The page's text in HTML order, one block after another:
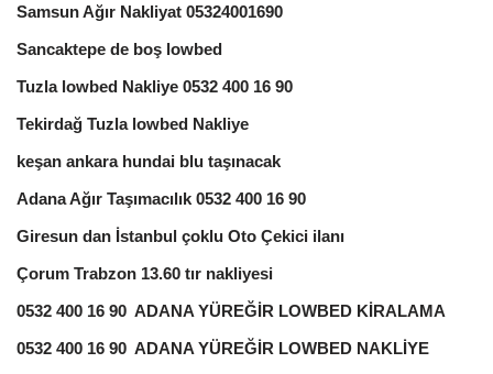
Samsun Ağır Nakliyat 05324001690
Sancaktepe de boş lowbed
Tuzla lowbed Nakliye 0532 400 16 90
Tekirdağ Tuzla lowbed Nakliye
keşan ankara hundai blu taşınacak
Adana Ağır Taşımacılık 0532 400 16 90
Giresun dan İstanbul çoklu Oto Çekici ilanı
Çorum Trabzon 13.60 tır nakliyesi
0532 400 16 90 ADANA YÜREĞİR LOWBED KİRALAMA
0532 400 16 90 ADANA YÜREĞİR LOWBED NAKLİYE